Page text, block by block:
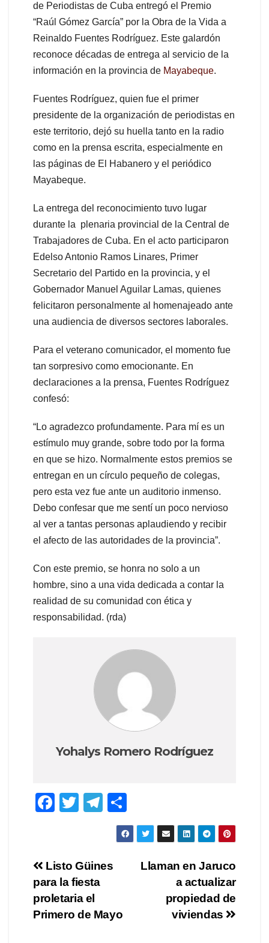
de Periodistas de Cuba entregó el Premio
“Raúl Gómez García” por la Obra de la Vida a
Reinaldo Fuentes Rodríguez. Este galardón
reconoce décadas de entrega al servicio de la
información en la provincia de Mayabeque.
Fuentes Rodríguez, quien fue el primer
presidente de la organización de periodistas en
este territorio, dejó su huella tanto en la radio
como en la prensa escrita, especialmente en
las páginas de El Habanero y el periódico
Mayabeque.
La entrega del reconocimiento tuvo lugar
durante la plenaria provincial de la Central de
Trabajadores de Cuba. En el acto participaron
Edelso Antonio Ramos Linares, Primer
Secretario del Partido en la provincia, y el
Gobernador Manuel Aguilar Lamas, quienes
felicitaron personalmente al homenajeado ante
una audiencia de diversos sectores laborales.
Para el veterano comunicador, el momento fue
tan sorpresivo como emocionante. En
declaraciones a la prensa, Fuentes Rodríguez
confesó:
“Lo agradezco profundamente. Para mí es un
estímulo muy grande, sobre todo por la forma
en que se hizo. Normalmente estos premios se
entregan en un círculo pequeño de colegas,
pero esta vez fue ante un auditorio inmenso.
Debo confesar que me sentí un poco nervioso
al ver a tantas personas aplaudiendo y recibir
el afecto de las autoridades de la provincia”.
Con este premio, se honra no solo a un
hombre, sino a una vida dedicada a contar la
realidad de su comunidad con ética y
responsabilidad. (rda)
Yohalys Romero Rodríguez
F
e
b
o
o
T
er
T
el
gr
o
m
Navegación
de
entradas
Llaman en Jaruco
a actualizar
propiedad de
viviendas
Listo Güines
para la fiesta
proletaria el
Primero de Mayo